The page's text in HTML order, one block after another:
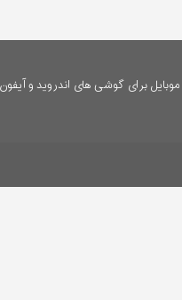
برای گوشی های اندروید و